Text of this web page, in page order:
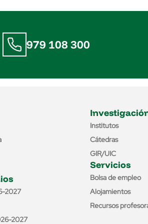
979 108 300
2027
2027
Institutos
Cátedras
GIR/UIC
Servicios
Bolsa de empleo
Alojamientos
Recursos